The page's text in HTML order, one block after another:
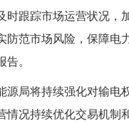
时跟踪市场运营状况，
防范市场风险，保障电
。
局将持续强化对输电
情况持续优化交易机制